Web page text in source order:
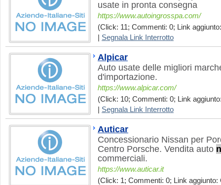
usate in pronta consegna
https://www.autoingrosspa.com/
(Click: 11; Commenti: 0; Link
Segnala Link Interrotto
Alpicar
Auto usate delle migliori
d'importazione.
https://www.alpicar.com/
(Click: 10; Commenti: 0; Link
Segnala Link Interrotto
Auticar
Concessionario Nissan per
Centro Porsche. Vendita auto
commerciali.
https://www.auticar.it
(Click: 1; Commenti: 0; Link aggiunto: